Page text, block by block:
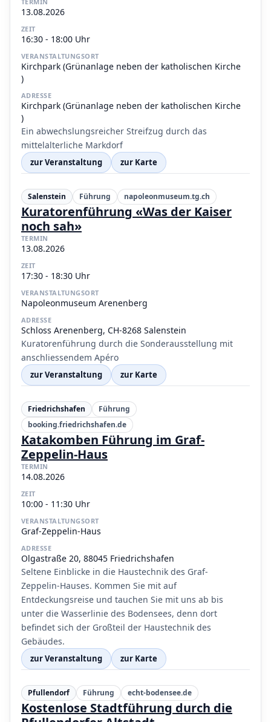
13.08.2026
ZEIT
16:30 - 18:00 Uhr
VERANSTALTUNGSORT
Kirchpark (Grünanlage neben der katholischen Kirche
)
ADRESSE
Kirchpark (Grünanlage neben der katholischen Kirche
)
Ein abwechslungsreicher Streifzug durch das
mittelalterliche Markdorf
zur Veranstaltung zur Karte
Salenstein Führung napoleonmuseum.tg.ch
Kuratorenführung «Was der Kaiser
noch sah»
TERMIN
13.08.2026
ZEIT
17:30 - 18:30 Uhr
VERANSTALTUNGSORT
Napoleonmuseum Arenenberg
ADRESSE
Schloss Arenenberg, CH-8268 Salenstein
Kuratorenführung durch die Sonderausstellung mit
anschliessendem Apéro
zur Veranstaltung zur Karte
Friedrichshafen
Führung
booking.friedrichshafen.de
Katakomben Führung im Graf-
Zeppelin-Haus
TERMIN
14.08.2026
ZEIT
10:00 - 11:30 Uhr
VERANSTALTUNGSORT
Graf-Zeppelin-Haus
ADRESSE
Olgastraße 20, 88045 Friedrichshafen
Seltene Einblicke in die Haustechnik des Graf-
Zeppelin-Hauses. Kommen Sie mit auf
Entdeckungsreise und tauchen Sie mit uns ab bis
unter die Wasserlinie des Bodensees, denn dort
befindet sich der Großteil der Haustechnik des
Gebäudes.
zur Veranstaltung zur Karte
Pfullendorf Führung echt-bodensee.de
Kostenlose Stadtführung durch die